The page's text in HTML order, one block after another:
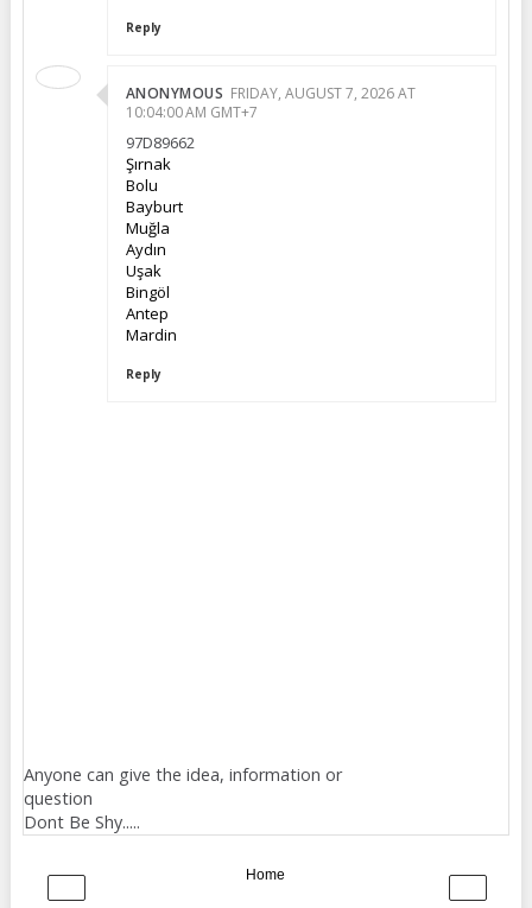
Reply
ANONYMOUS FRIDAY, AUGUST 7, 2026 AT
10:04:00 AM GMT+7
97D89662
Şırnak
Bolu
Bayburt
Muğla
Aydın
Uşak
Bingöl
Antep
Mardin
Reply
Anyone can give the idea, information or
question
Dont Be Shy.....
‹ ›
Home